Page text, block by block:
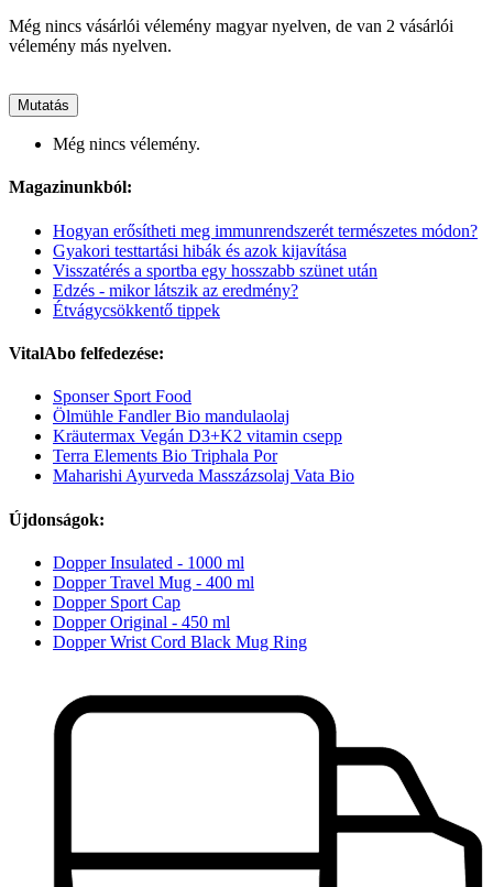
Még nincs vásárlói vélemény magyar nyelven, de van 2 vásárlói
vélemény más nyelven.
Mutatás
Még nincs vélemény.
Magazinunkból:
Hogyan erősítheti meg immunrendszerét természetes módon?
Gyakori testtartási hibák és azok kijavítása
Visszatérés a sportba egy hosszabb szünet után
Edzés - mikor látszik az eredmény?
Étvágycsökkentő tippek
VitalAbo felfedezése:
Sponser Sport Food
Ölmühle Fandler Bio mandulaolaj
Kräutermax Vegán D3+K2 vitamin csepp
Terra Elements Bio Triphala Por
Maharishi Ayurveda Masszázsolaj Vata Bio
Újdonságok:
Dopper Insulated - 1000 ml
Dopper Travel Mug - 400 ml
Dopper Sport Cap
Dopper Original - 450 ml
Dopper Wrist Cord Black Mug Ring